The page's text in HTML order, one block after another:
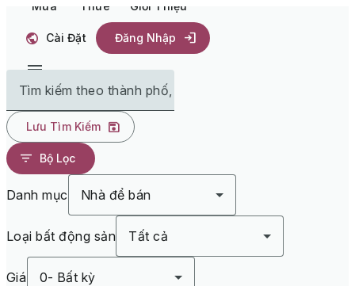
Mua Thuê Giới Thiệu
Cài Đặt Đăng Nhập
Tìm kiếm theo thành phố, tiểu bang
Lưu Tìm Kiếm
Bộ Lọc
Danh mục Nhà để bán
Loại bất động sản Tất cả
Giá 0- Bất kỳ